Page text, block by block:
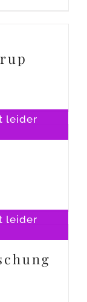
leider
leider